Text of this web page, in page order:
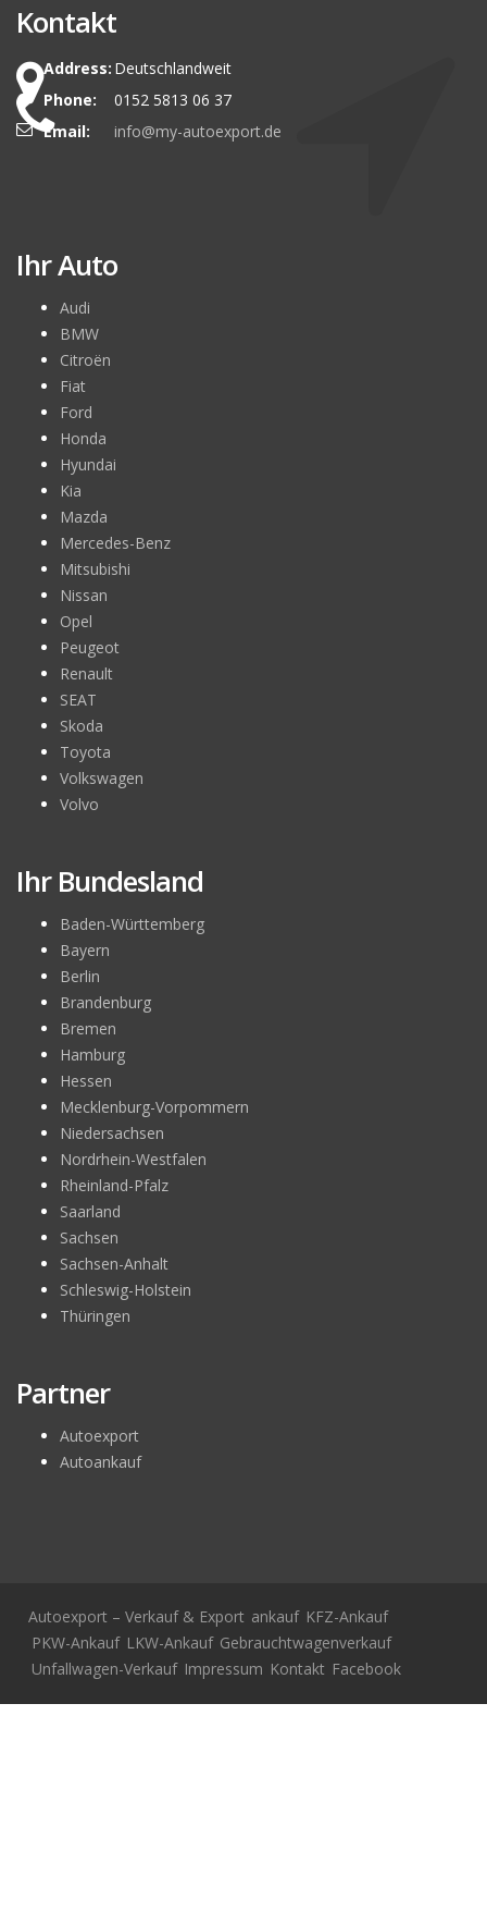
Kontakt
Address: Deutschlandweit
Phone:
0152 5813 06 37
Email:
info@my-autoexport.de
Ihr Auto
Audi
BMW
Citroën
Fiat
Ford
Honda
Hyundai
Kia
Mazda
Mercedes-Benz
Mitsubishi
Nissan
Opel
Peugeot
Renault
SEAT
Skoda
Toyota
Volkswagen
Volvo
Ihr Bundesland
Baden-Württemberg
Bayern
Berlin
Brandenburg
Bremen
Hamburg
Hessen
Mecklenburg-Vorpommern
Niedersachsen
Nordrhein-Westfalen
Rheinland-Pfalz
Saarland
Sachsen
Sachsen-Anhalt
Schleswig-Holstein
Thüringen
Partner
Autoexport
Autoankauf
Autoexport – Verkauf & Export ankauf KFZ-Ankauf
PKW-Ankauf LKW-Ankauf Gebrauchtwagenverkauf
Unfallwagen-Verkauf Impressum Kontakt Facebook